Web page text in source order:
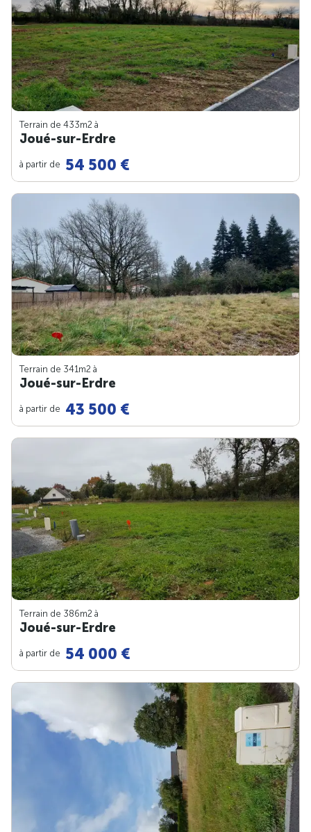
Terrain de 433m2 à
Joué-sur-Erdre
à partir de 54 500 €
Terrain de 341m2 à
Joué-sur-Erdre
à partir de 43 500 €
Terrain de 386m2 à
Joué-sur-Erdre
à partir de 54 000 €